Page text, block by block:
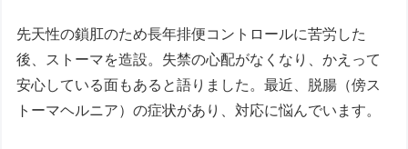
先天性の鎖肛のため長年排便コントロールに苦労した
後、ストーマを造設。失禁の心配がなくなり、かえって
安心している面もあると語りました。最近、脱腸（傍ス
トーマヘルニア）の症状があり、対応に悩んでいます。